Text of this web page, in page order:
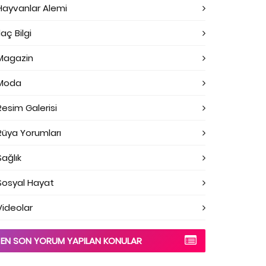
Alemi
Bilgi
Galerisi
Yorumları
Hayat
EN SON YORUM YAPILAN KONULAR